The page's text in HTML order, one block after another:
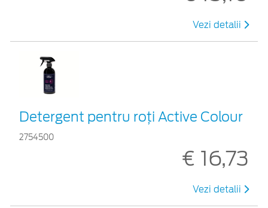
Vezi detalii
Detergent pentru roți Active Colour
2754500
€ 16,73
Vezi detalii